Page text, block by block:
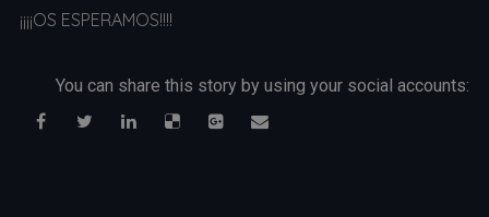
¡¡¡¡OS ESPERAMOS!!!!
You can share this story by using your social accounts: